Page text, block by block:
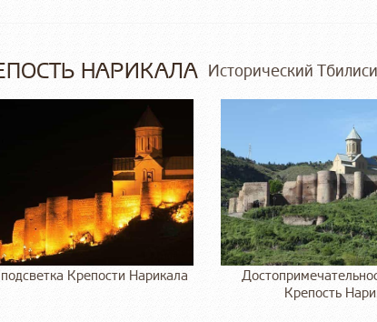
НАРИКАЛА Исторический
Крепости Нарикала
Крепость